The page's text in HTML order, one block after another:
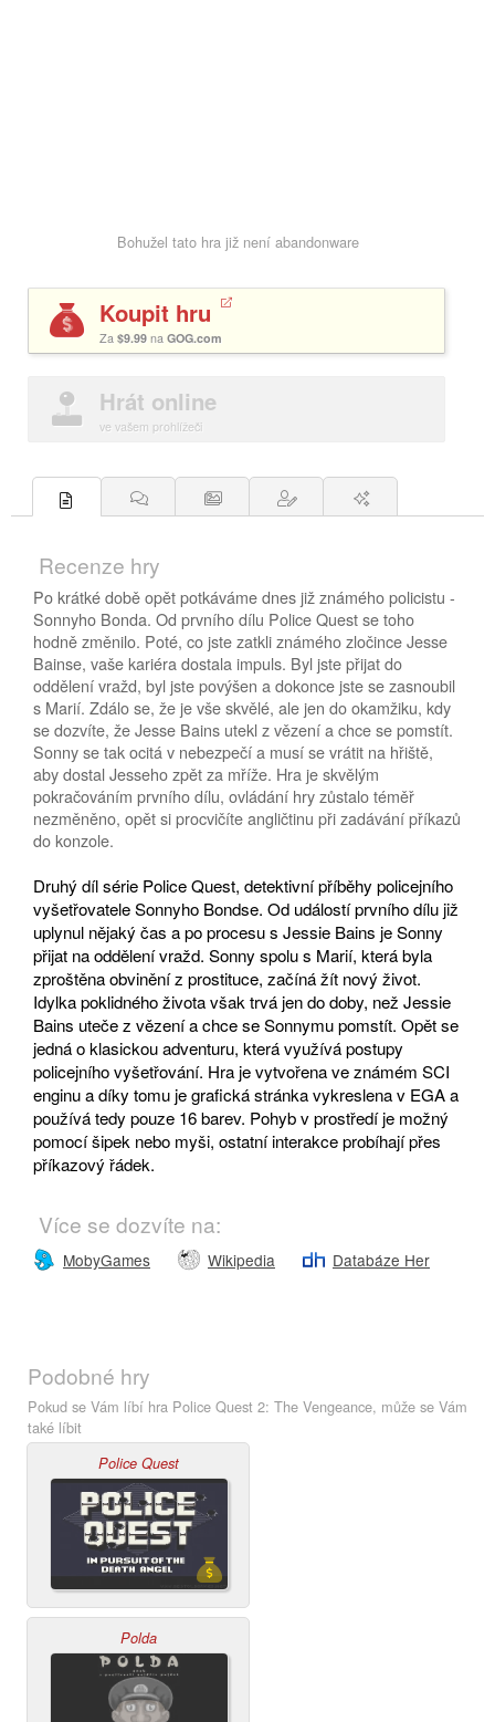
Bohužel tato hra již není abandonware
Koupit hru
Za $9.99 na GOG.com
Hrát online
ve vašem prohlížeči
Recenze hry
Po krátké době opět potkáváme dnes již známého policistu -
Sonnyho Bonda. Od prvního dílu Police Quest se toho
hodně změnilo. Poté, co jste zatkli známého zločince Jesse
Bainse, vaše kariéra dostala impuls. Byl jste přijat do
oddělení vražd, byl jste povýšen a dokonce jste se zasnoubil
s Marií. Zdálo se, že je vše skvělé, ale jen do okamžiku, kdy
se dozvíte, že Jesse Bains utekl z vězení a chce se pomstít.
Sonny se tak ocitá v nebezpečí a musí se vrátit na hřiště,
aby dostal Jesseho zpět za mříže. Hra je skvělým
pokračováním prvního dílu, ovládání hry zůstalo téměř
nezměněno, opět si procvičíte angličtinu při zadávání příkazů
do konzole.
Druhý díl série Police Quest, detektivní příběhy policejního
vyšetřovatele Sonnyho Bondse. Od událostí prvního dílu již
uplynul nějaký čas a po procesu s Jessie Bains je Sonny
přijat na oddělení vražd. Sonny spolu s Marií, která byla
zproštěna obvinění z prostituce, začíná žít nový život.
Idylka poklidného života však trvá jen do doby, než Jessie
Bains uteče z vězení a chce se Sonnymu pomstít. Opět se
jedná o klasickou adventuru, která využívá postupy
policejního vyšetřování. Hra je vytvořena ve známém SCI
enginu a díky tomu je grafická stránka vykreslena v EGA a
používá tedy pouze 16 barev. Pohyb v prostředí je možný
pomocí šipek nebo myši, ostatní interakce probíhají přes
příkazový řádek.
Více se dozvíte na:
MobyGames Wikipedia Databáze Her
Podobné hry
Pokud se Vám líbí hra Police Quest 2: The Vengeance, může se Vám
také líbit
Police Quest
Polda